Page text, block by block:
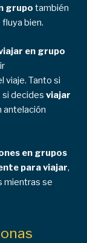
grupo también
bien.
en grupo
viaje. Tanto si
si decides viajar
antelación
en grupos
para viajar,
mientras se